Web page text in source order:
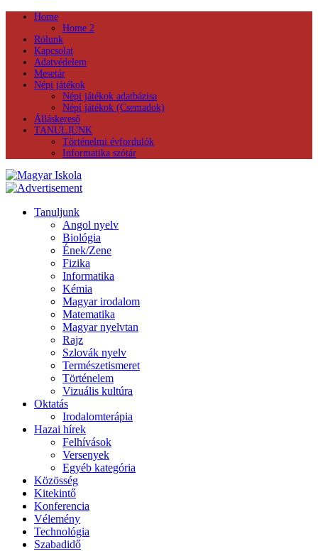
Home
Home 2
Rólunk
Kapcsolat
Adatvédelem
Mesetár
Népi játékok
Népi játékok adatbázisa
Népi játékok (Csemadok)
Álláskereső
TANULJUNK
Történelmi évfordulók
Informatika szótár
Tanuljunk
Angol nyelv
Biológia
Ének/Zene
Fizika
Informatika
Kémia
Magyar irodalom
Matematika
Magyar nyelvtan
Rajz
Szlovák nyelv
Természetismeret
Történelem
Vizuális kultúra
Oktatás
Irodalomterápia
Hazai hírek
Felhívások
Versenyek
Egyéb kategória
Közösség
Kitekintő
Konferencia
Vélemény
Technológia
Szabadidő